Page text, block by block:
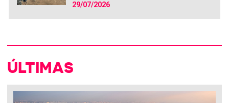
29/07/2026
ÚLTIMAS